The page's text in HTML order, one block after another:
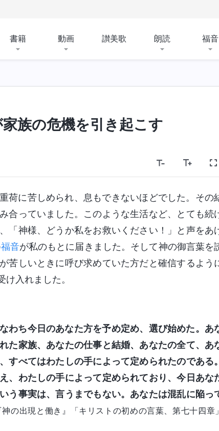
書籍 動画 讃美歌 朗読 福音
家族の危機を引き起こす
荷に苦しめられ、息もできないほどでした。その
合っていました。このような生活など、とても続
「神様、どうか私をお救いください！」と声をあ
福音が私のもとに届きました。そして神の御言葉を
苦しいときに呼び求めていた方だと確信するよう
入れました。
わち今日のあなた方を予め定め、選び始めた。あ
た家族、あなたの仕事と結婚、あなたの全て、あ
べてはわたしの手によって定められたのである。
、わたしの手によって定められており、今日あな
う事実は、言うまでもない。あなたは混乱に陥っ
神の出現と働き』「キリストの初めの言葉、第七十四章」